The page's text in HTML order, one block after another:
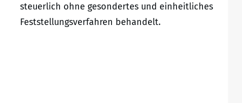
steuerlich ohne gesondertes und einheitliches
Feststellungsverfahren behandelt.